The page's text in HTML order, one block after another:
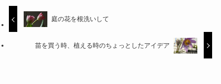
庭の花を根洗いして
苗を買う時、植える時のちょっとしたアイデア